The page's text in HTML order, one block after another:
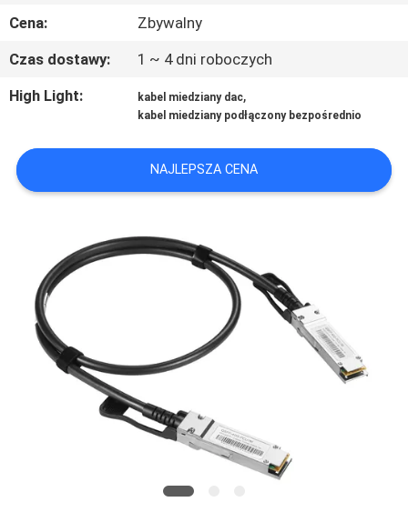
JAKOŚCI
SKONTAKTUJ
SIĘ
NAMI
NOWOŚCI
SPRAWY
POPROŚ
WYCENĘ
Cena:
Zbywalny
Czas dostawy:
1 ~ 4 dni roboczych
High Light:
kabel miedziany dac,
kabel miedziany podłączony bezpośrednio
NAJLEPSZA CENA